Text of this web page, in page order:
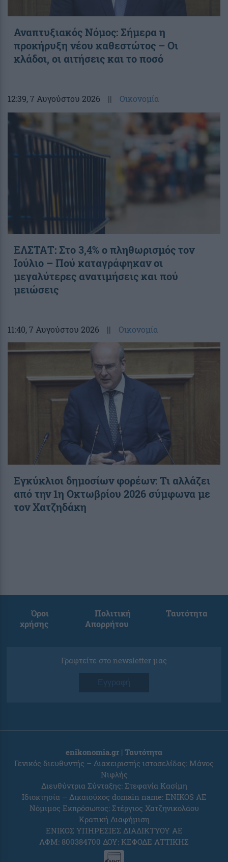
Αναπτυξιακός Νόμος: Σήμερα η
προκήρυξη νέου καθεστώτος – Οι
κλάδοι, οι αιτήσεις και το ποσό
12:39, 7 Αυγούστου 2026 || Οικονομία
ΕΛΣΤΑΤ: Στο 3,4% ο πληθωρισμός τον
Ιούλιο – Πού καταγράφηκαν οι
μεγαλύτερες ανατιμήσεις και πού
μειώσεις
11:40, 7 Αυγούστου 2026 || Οικονομία
Εγκύκλιοι δημοσίων φορέων: Τι αλλάζει
από την 1η Οκτωβρίου 2026 σύμφωνα με
τον Χατζηδάκη
Όροι
χρήσης
Πολιτική
Απορρήτου
Ταυτότητα
Γραφτείτε στο newsletter μας
Εγγραφή
enikonomia.gr | Ταυτότητα
Γενικός διευθυντής – Διαχειριστής ιστοσελίδας: Μάνος
Νιφλής
Διευθύντρια Σύνταξης: Στεφανία Κασίμη
Ιδιοκτησία – Δικαιούχος domain name: ENIKOS AE
Νόμιμος Εκπρόσωπος: Στέργιος Χατζηνικολάου
Κρατική Διαφήμιση
ΕΝΙΚΟΣ ΥΠΗΡΕΣΙΕΣ ΔΙΑΔΙΚΤΥΟΥ ΑΕ
ΑΦΜ: 800384700 ΔΟΥ: ΚΕΦΟΔΕ ΑΤΤΙΚΗΣ